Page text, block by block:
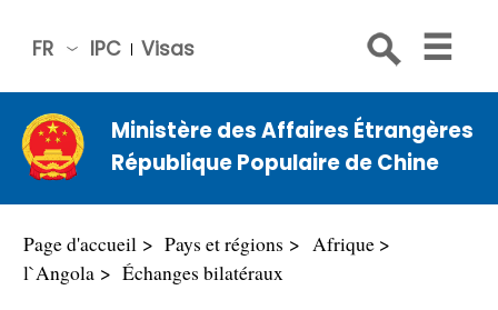
IPC Visas
FR
中文
Engli
sh
Русс
Espa
Ministère des Affaires Étrangères
République Populaire de Chine
Page d'accueil Pays et régions
Afrique
l`Angola
Échanges bilatéraux